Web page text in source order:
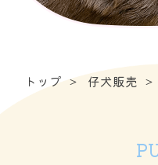
トップ 仔犬販売